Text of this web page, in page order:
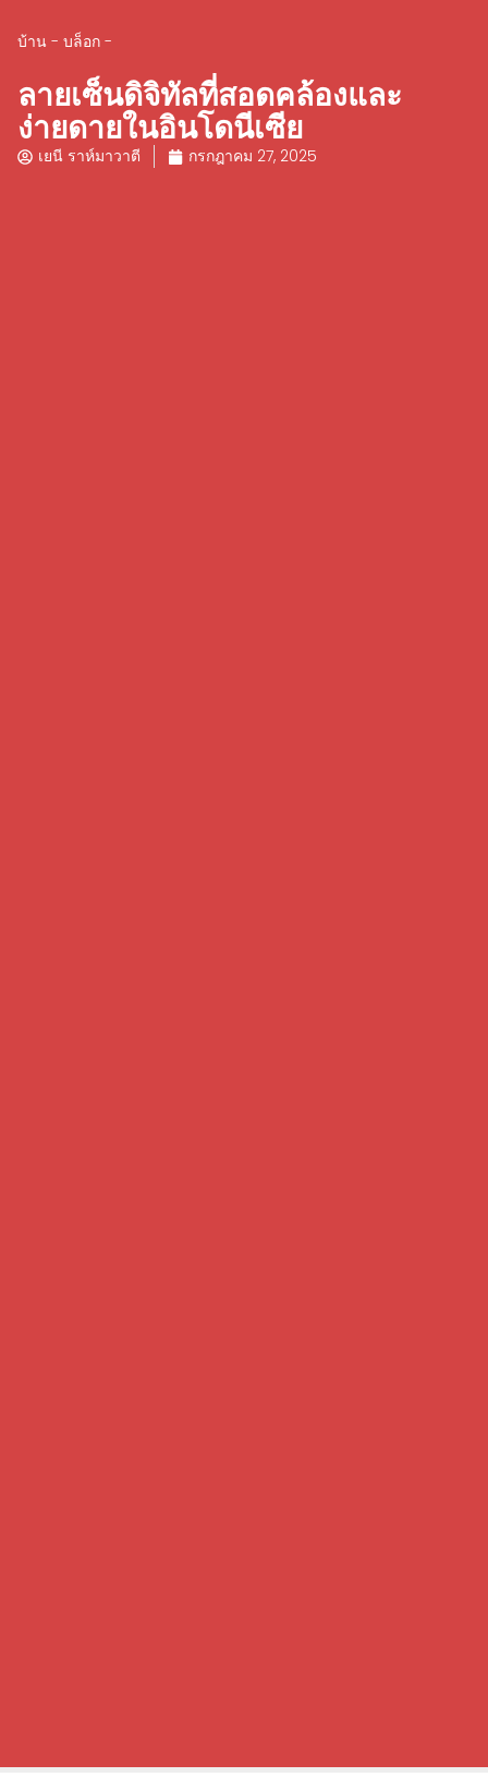
บ้าน - บล็อก -
ลายเซ็นดิจิทัลที่สอดคล้องและ
ง่ายดายในอินโดนีเซีย
เยนี ราห์มาวาตี กรกฎาคม 27, 2025